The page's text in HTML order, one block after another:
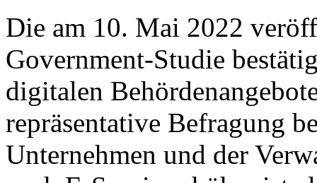
Die am 10. Mai 2022
Government-Studie
digitalen
repräsentative Befragung
Unternehmen und der